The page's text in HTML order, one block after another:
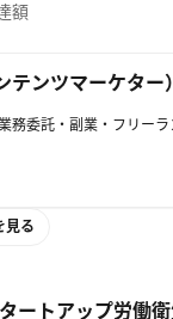
用しやすい設計。
と新しい標準づく
額
ンツマーケター）
務委託・副業・フリーラ
見る
ートアップ労働